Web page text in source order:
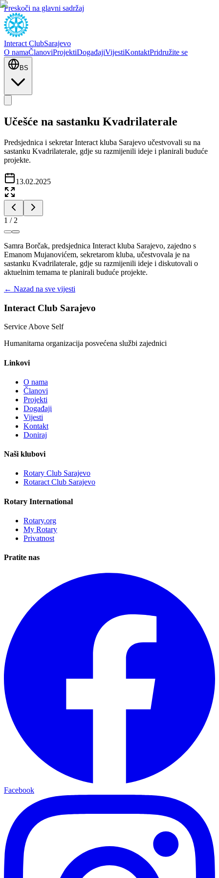
Preskoči na glavni sadržaj
Interact ClubSarajevo
O namaČlanoviProjektiDogađajiVijestiKontaktPridružite se
BS
Učešće na sastanku Kvadrilaterale
Predsjednica i sekretar Interact kluba Sarajevo učestvovali su na
sastanku Kvadrilaterale, gdje su razmijenili ideje i planirali buduće
projekte.
13.02.2025
1 / 2
Samra Borčak, predsjednica Interact kluba Sarajevo, zajedno s
Emanom Mujanovićem, sekretarom kluba, učestvovala je na
sastanku Kvadrilaterale, gdje su razmijenili ideje i diskutovali o
aktuelnim temama te planirali buduće projekte.
← Nazad na sve vijesti
Interact Club Sarajevo
Service Above Self
Humanitarna organizacija posvećena službi zajednici
Linkovi
O nama
Članovi
Projekti
Događaji
Vijesti
Kontakt
Doniraj
Naši klubovi
Rotary Club Sarajevo
Rotaract Club Sarajevo
Rotary International
Rotary.org
My Rotary
Privatnost
Pratite nas
Facebook